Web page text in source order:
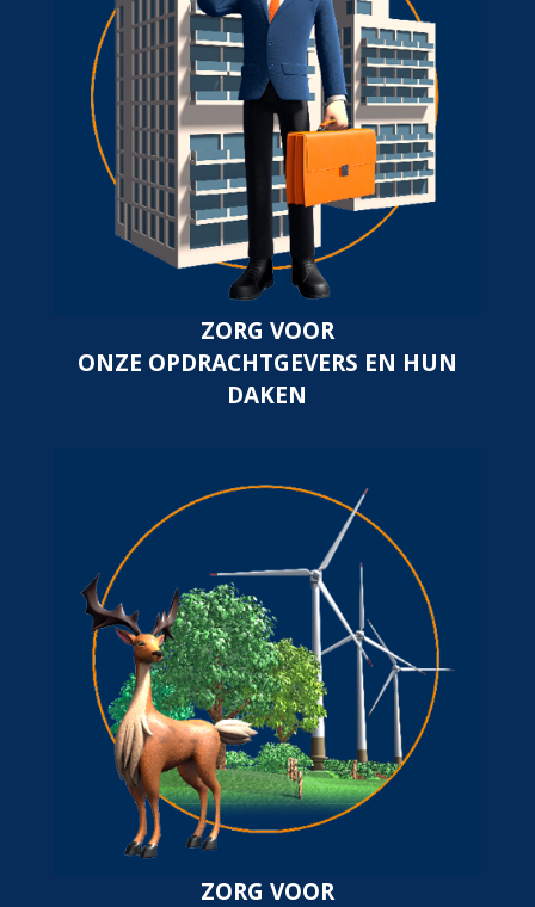
ZORG VOOR
ONZE OPDRACHTGEVERS EN HUN
DAKEN
ZORG VOOR